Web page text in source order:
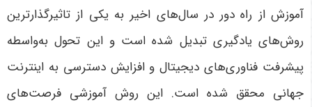
آموزش از راه دور در سال‌های اخیر به یکی از تاثیرگذارترین
روش‌های یادگیری تبدیل شده است و این تحول به‌واسطه
پیشرفت فناوری‌های دیجیتال و افزایش دسترسی به اینترنت
جهانی محقق شده است. این روش آموزشی فرصت‌های